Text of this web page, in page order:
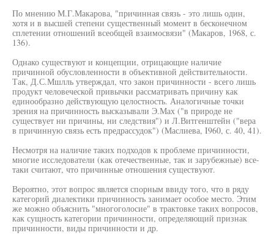
По мнению М.Г.Макарова, "причинная связь - это лишь один,
хотя и в высшей степени существенный момент в бесконечном
сплетении отношений всеобщей взаимосвязи" (Макаров, 1968, с.
136).
Однако существуют и концепции, отрицающие наличие
причинной обусловленности в объективной действительности.
Так, Д.С.Мшлль утверждал, что закон причинности - всего лишь
продукт человеческой привычки рассматривать причину как
единообразно действующую целостность. Аналогичные точки
зрения на причинность высказывали Э.Мах ("в природе не
существует ни причины, ни следствия") и Л.Витгенштейн ("вера
в причинную связь есть предрассудок") (Маслиева, I960, с. 40, 41).
Несмотря на наличие таких подходов к проблеме причинности,
многие исследователи (как отечественные, так и зарубежные) все-
таки считают, что причинные отношения существуют.
Вероятно, этот вопрос является спорным ввиду того, что в ряду
категорий диалектики причинность занимает особое место. Этим
же можно объяснить "многоголосие" в трактовке таких вопросов,
как сущность категории причинности, определяющий признак
причинности, виды причинности и др.